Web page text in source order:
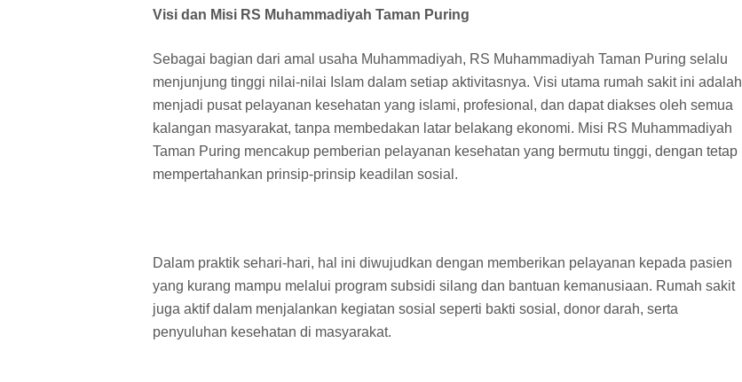
Visi dan Misi RS Muhammadiyah Taman Puring
Sebagai bagian dari amal usaha Muhammadiyah, RS Muhammadiyah Taman Puring selalu
menjunjung tinggi nilai-nilai Islam dalam setiap aktivitasnya. Visi utama rumah sakit ini adalah
menjadi pusat pelayanan kesehatan yang islami, profesional, dan dapat diakses oleh semua
kalangan masyarakat, tanpa membedakan latar belakang ekonomi. Misi RS Muhammadiyah
Taman Puring mencakup pemberian pelayanan kesehatan yang bermutu tinggi, dengan tetap
mempertahankan prinsip-prinsip keadilan sosial.
Dalam praktik sehari-hari, hal ini diwujudkan dengan memberikan pelayanan kepada pasien
yang kurang mampu melalui program subsidi silang dan bantuan kemanusiaan. Rumah sakit
juga aktif dalam menjalankan kegiatan sosial seperti bakti sosial, donor darah, serta
penyuluhan kesehatan di masyarakat.